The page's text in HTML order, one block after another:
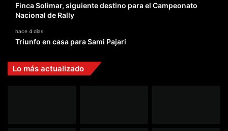
Finca Solimar, siguiente destino para el Campeonato
Nacional de Rally
hace 4 días
Triunfo en casa para Sami Pajari
Lo más actualizado